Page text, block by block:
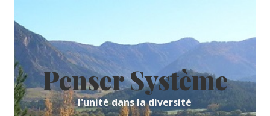
content
Penser Système
l'unité dans la diversité